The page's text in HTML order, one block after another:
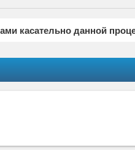
касательно данной